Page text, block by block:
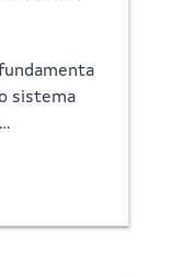
sistema